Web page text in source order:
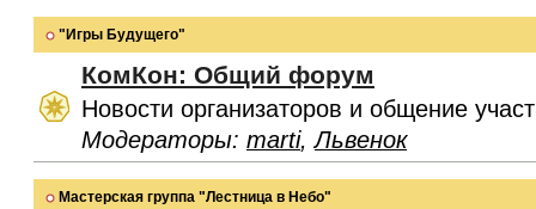
"Игры Будущего"
КомКон: Общий форум
Новости организаторов и общение
Модераторы: marti,Львенок
Мастерская группа "Лестница в Небо"